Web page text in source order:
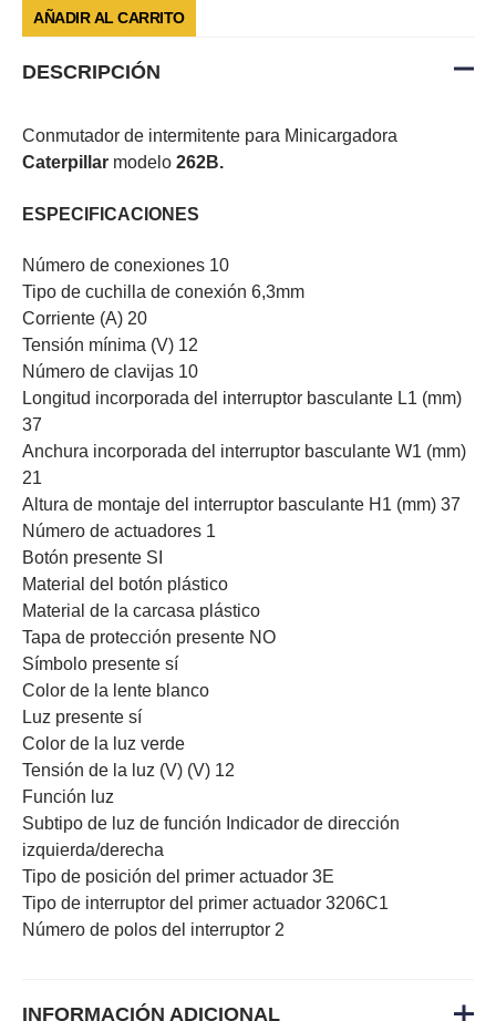
AÑADIR AL CARRITO
DESCRIPCIÓN
Conmutador de intermitente para Minicargadora
Caterpillar modelo 262B.
ESPECIFICACIONES
Número de conexiones 10
Tipo de cuchilla de conexión 6,3mm
Corriente (A) 20
Tensión mínima (V) 12
Número de clavijas 10
Longitud incorporada del interruptor basculante L1 (mm)
37
Anchura incorporada del interruptor basculante W1 (mm)
21
Altura de montaje del interruptor basculante H1 (mm) 37
Número de actuadores 1
Botón presente SI
Material del botón plástico
Material de la carcasa plástico
Tapa de protección presente NO
Símbolo presente sí
Color de la lente blanco
Luz presente sí
Color de la luz verde
Tensión de la luz (V) (V) 12
Función luz
Subtipo de luz de función Indicador de dirección
izquierda/derecha
Tipo de posición del primer actuador 3E
Tipo de interruptor del primer actuador 3206C1
Número de polos del interruptor 2
INFORMACIÓN ADICIONAL